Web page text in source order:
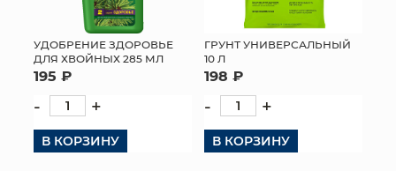
УДОБРЕНИЕ ЗДОРОВЬЕ
ДЛЯ ХВОЙНЫХ 285 МЛ
195 ₽
- +
В КОРЗИНУ
ГРУНТ УНИВЕРСАЛЬНЫЙ
10 Л
198 ₽
- +
В КОРЗИНУ